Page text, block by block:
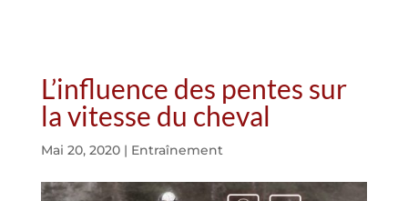
L’influence des pentes sur
la vitesse du cheval
Mai 20, 2020| Entraînement